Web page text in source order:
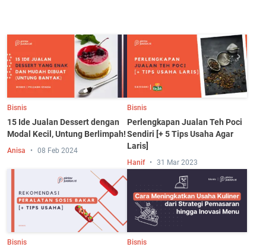
Bisnis
15 Ide Jualan Dessert dengan
Modal Kecil, Untung Berlimpah!
Anisa 08 Feb 2024
Bisnis
Perlengkapan Jualan Teh Poci
Sendiri [+ 5 Tips Usaha Agar
Laris]
Hanif 31 Mar 2023
Bisnis Bisnis